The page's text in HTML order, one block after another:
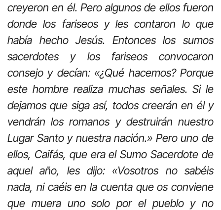
creyeron en él. Pero algunos de ellos fueron
donde los fariseos y les contaron lo que
había hecho Jesús. Entonces los sumos
sacerdotes y los fariseos convocaron
consejo y decían: «¿Qué hacemos? Porque
este hombre realiza muchas señales. Si le
dejamos que siga así, todos creerán en él y
vendrán los romanos y destruirán nuestro
Lugar Santo y nuestra nación.» Pero uno de
ellos, Caifás, que era el Sumo Sacerdote de
aquel año, les dijo: «Vosotros no sabéis
nada, ni caéis en la cuenta que os conviene
que muera uno solo por el pueblo y no